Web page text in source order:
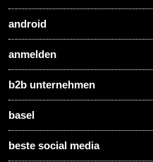
android
anmelden
b2b unternehmen
basel
beste social media